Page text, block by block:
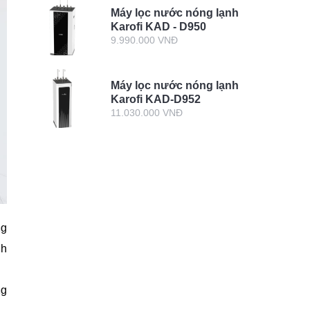
Máy lọc nước nóng lạnh
Karofi KAD - D950
9.990.000 VNĐ
Máy lọc nước nóng lạnh
Karofi KAD-D952
11.030.000 VNĐ